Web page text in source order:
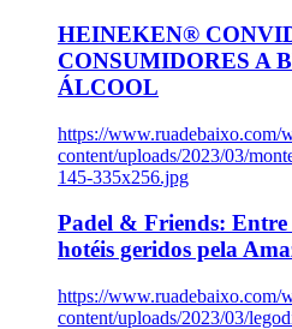
HEINEKEN®
CONSUMIDORES A
ÁLCOOL
https://www.ruadebaixo.com/
content/uploads/2023/03/
145-335x256.jpg
Padel & Friends: Entre
hotéis geridos pela
https://www.ruadebaixo.com/
content/uploads/2023/03/